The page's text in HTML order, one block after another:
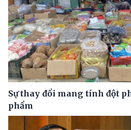
Sự thay đổi mang tính đột
phẩm